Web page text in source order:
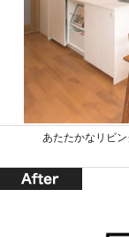
あたたかなリビ